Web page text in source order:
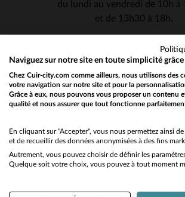
du lundi au vendredi de 10h à
et de 13h30 à 18h.
Would you like to be redirected to our
No
Yes
Naviguez sur notre site en toute simplicité
Chez Cuir-city.com comme ailleurs, nous utilisons des
votre navigation sur notre site et pour la
Grâce à eux, nous pouvons vous proposer un contenu
qualité et nous assurer que tout fonctionne
En cliquant sur "Accepter", vous nous permettez ainsi
et de recueillir des données anonymisées à des fins
Autrement, vous pouvez choisir de définir les
Quelque soit votre choix, vous pouvez à tout moment